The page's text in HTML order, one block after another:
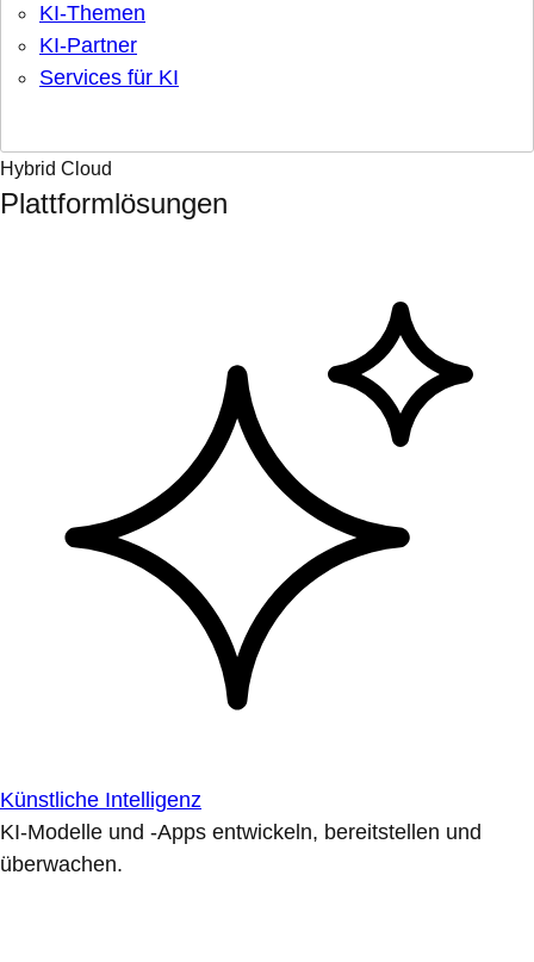
KI-Themen
KI-Partner
Services für KI
Hybrid Cloud
Plattformlösungen
Künstliche Intelligenz
KI-Modelle und -Apps entwickeln, bereitstellen und
überwachen.